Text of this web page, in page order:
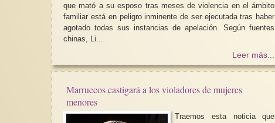
que mató a su esposo tras meses de violencia en el ámbito
familiar está en peligro inminente de ser ejecutada tras haber
agotado todas sus instancias de apelación. Según fuentes
chinas, Li...
Leer más...
Marruecos castigará a los violadores de mujeres
menores
Traemos esta noticia que